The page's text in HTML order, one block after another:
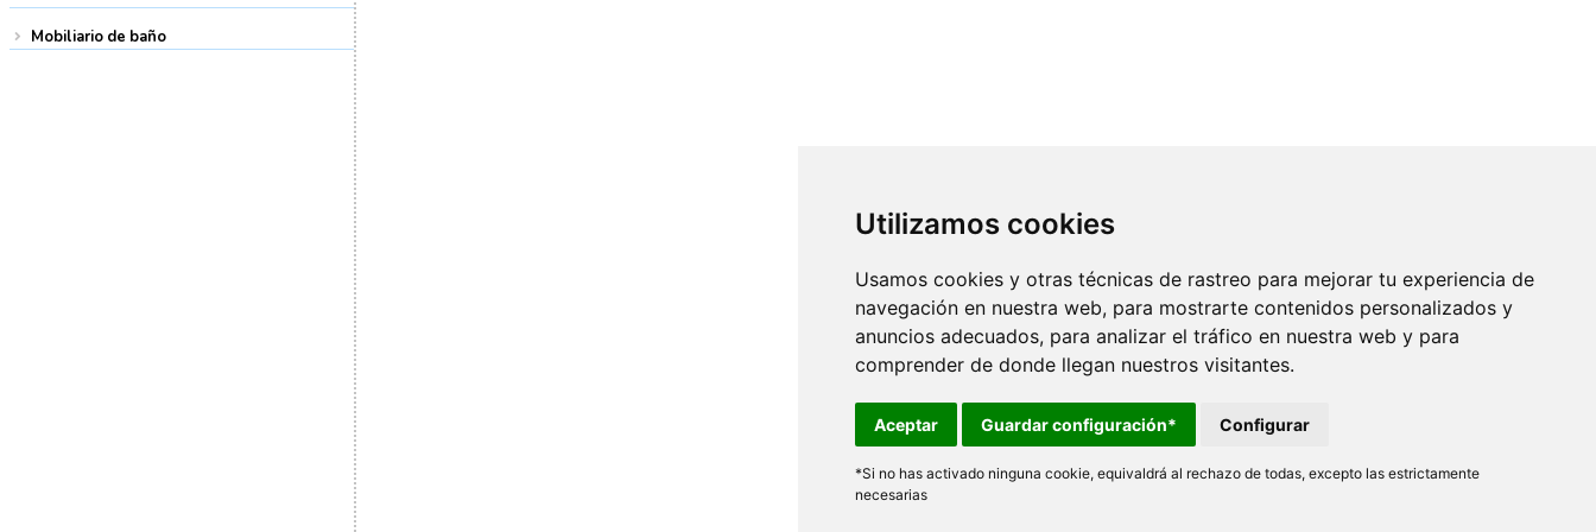
Utilizamos cookies
Usamos cookies y otras técnicas de rastreo para mejorar tu experiencia de
navegación en nuestra web, para mostrarte contenidos personalizados y
anuncios adecuados, para analizar el tráfico en nuestra web y para
comprender de donde llegan nuestros visitantes.
Aceptar Guardar configuración* Configurar
*Si no has activado ninguna cookie, equivaldrá al rechazo de todas, excepto las estrictamente
necesarias
Mobiliario de baño